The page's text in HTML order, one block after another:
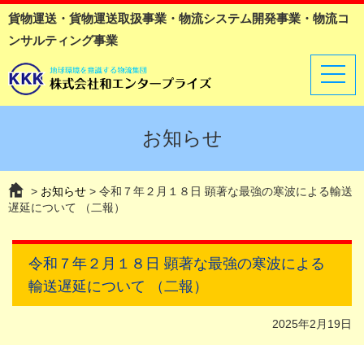
貨物運送・貨物運送取扱事業・物流システム開発事業・物流コ
ンサルティング事業
t
o
a
v
t
お知らせ
> お知らせ > 令和７年２月１８日 顕著な最強の寒波による輸送
遅延について （二報）
令和７年２月１８日 顕著な最強の寒波による
輸送遅延について （二報）
2025年2月19日